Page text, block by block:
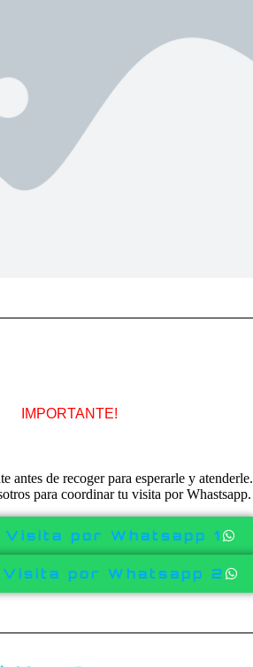
IMPORTANTE!
antes de recoger para esperarle y atenderle.
para coordinar tu visita por Whastsapp.
Visita por Whatsapp 1
por Whatsapp 2